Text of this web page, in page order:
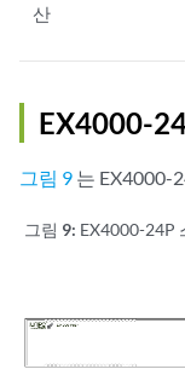
산
EX4000-
그림 9 는 EX4000-
그림 9: EX4000-24P